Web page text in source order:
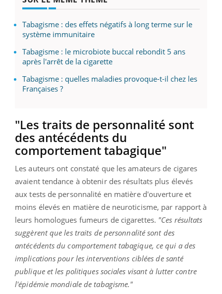
Tabagisme : des effets négatifs à long terme sur le
système immunitaire
Tabagisme : le microbiote buccal rebondit 5 ans
après l'arrêt de la cigarette
Tabagisme : quelles maladies provoque-t-il chez les
Françaises ?
"Les traits de personnalité sont
des antécédents du
comportement tabagique"
Les auteurs ont constaté que les amateurs de cigares
avaient tendance à obtenir des résultats plus élevés
aux tests de personnalité en matière d'ouverture et
moins élevés en matière de neuroticisme, par rapport à
leurs homologues fumeurs de cigarettes. "Ces résultats
suggèrent que les traits de personnalité sont des
antécédents du comportement tabagique, ce qui a des
implications pour les interventions ciblées de santé
publique et les politiques sociales visant à lutter contre
l'épidémie mondiale de tabagisme."